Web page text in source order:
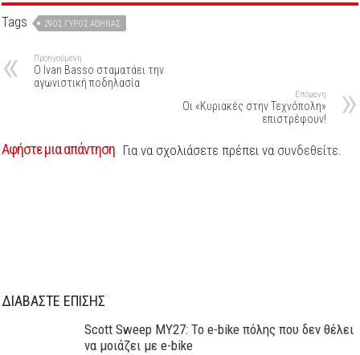
Tags 29ΟΣ ΓΎΡΟΣ ΑΘΉΝΑΣ
Προηγούμενη
O Ιvan Basso σταματάει την
αγωνιστική ποδηλασία
Επόμενη
Οι «Κυριακές στην Τεχνόπολη»
επιστρέφουν!
Αφήστε μια απάντηση Για να σχολιάσετε πρέπει να συνδεθείτε
ΔΙΑΒΑΣΤΕ ΕΠΙΣΗΣ
Scott Sweep MY27: Το e-bike πόλης που δεν θέλει
να μοιάζει με e-bike